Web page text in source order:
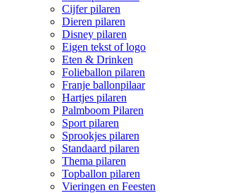
Cijfer pilaren
Dieren pilaren
Disney pilaren
Eigen tekst of logo
Eten & Drinken
Folieballon pilaren
Franje ballonpilaar
Hartjes pilaren
Palmboom Pilaren
Sport pilaren
Sprookjes pilaren
Standaard pilaren
Thema pilaren
Topballon pilaren
Vieringen en Feesten